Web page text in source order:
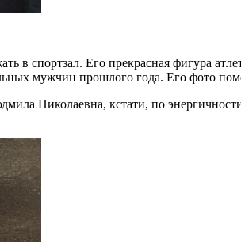
в спортзал. Его прекрасная фигура
мужчин прошлого года. Его фото
Николаевна, кстати, по